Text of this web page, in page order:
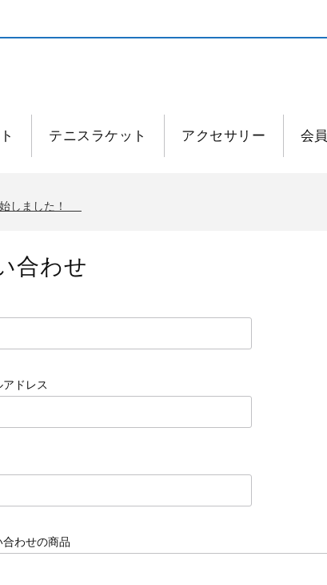
テニスラケット アクセサリー 会員
始しました！
合わせ
アドレス
合わせの商品